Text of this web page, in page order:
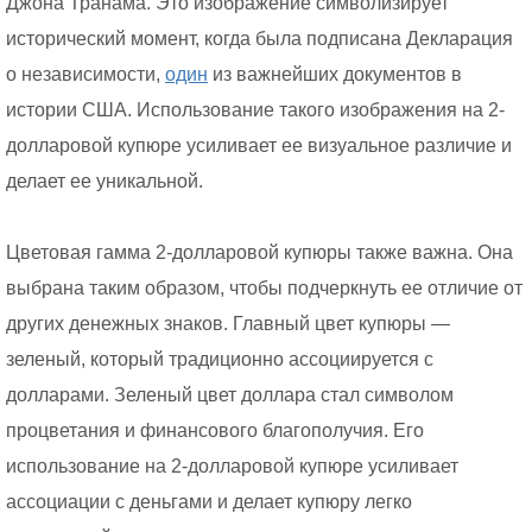
исторический момент, когда была подписана Декларация
о независимости, один из важнейших документов в
истории США. Использование такого изображения на 2-
долларовой купюре усиливает ее визуальное различие и
делает ее уникальной.
Цветовая гамма 2-долларовой купюры также важна. Она
выбрана таким образом, чтобы подчеркнуть ее отличие от
других денежных знаков. Главный цвет купюры —
зеленый, который традиционно ассоциируется с
долларами. Зеленый цвет доллара стал символом
процветания и финансового благополучия. Его
использование на 2-долларовой купюре усиливает
ассоциации с деньгами и делает купюру легко